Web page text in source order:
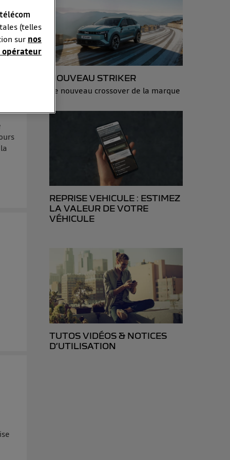
NOUVEAU STRIKER
Le nouveau crossover de la marque
REPRISE VEHICULE : ESTIMEZ
LA VALEUR DE VOTRE
VÉHICULE
TUTOS VIDÉOS & NOTICES
D’UTILISATION
(telles
sur nos
opérateur
en
IP
même
du foyer ayant